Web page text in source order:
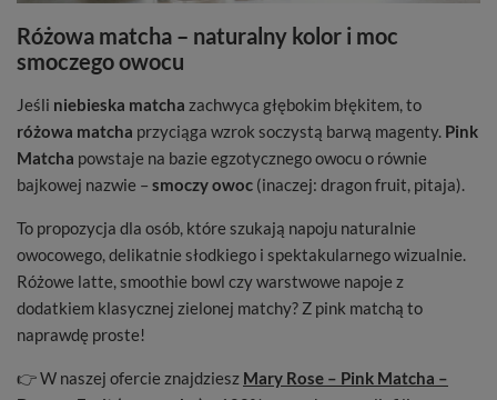
Różowa matcha – naturalny kolor i moc
smoczego owocu
Jeśli niebieska matcha zachwyca głębokim błękitem, to
różowa matcha przyciąga wzrok soczystą barwą magenty. Pink
Matcha powstaje na bazie egzotycznego owocu o równie
bajkowej nazwie – smoczy owoc (inaczej: dragon fruit, pitaja).
To propozycja dla osób, które szukają napoju naturalnie
owocowego, delikatnie słodkiego i spektakularnego wizualnie.
Różowe latte, smoothie bowl czy warstwowe napoje z
dodatkiem klasycznej zielonej matchy? Z pink matchą to
naprawdę proste!
👉 W naszej ofercie znajdziesz Mary Rose – Pink Matcha –